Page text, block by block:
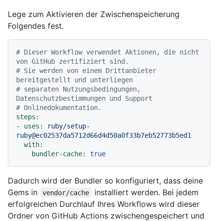
Lege zum Aktivieren der Zwischenspeicherung
Folgendes fest.
# Dieser Workflow verwendet Aktionen, die nicht
von GitHub zertifiziert sind.
# Sie werden von einem Drittanbieter
bereitgestellt und unterliegen
# separaten Nutzungsbedingungen,
Datenschutzbestimmungen und Support
# Onlinedokumentation.
steps:
-
uses:
ruby/setup-
ruby@ec02537da5712d66d4d50a0f33b7eb52773b5ed1
with:
bundler-cache:
true
Dadurch wird der Bundler so konfiguriert, dass deine
Gems in
vendor/cache
installiert werden. Bei jedem
erfolgreichen Durchlauf Ihres Workflows wird dieser
Ordner von GitHub Actions zwischengespeichert und